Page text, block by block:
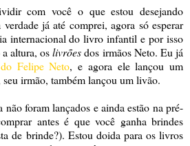
com você o que estou desejando
já até comprei, agora só esperar
internacional do livro infantil e por isso
a altura, oslivrõesdos irmãos Neto. Eu já
Felipe Neto, e agora ele lançou um
irmão, também lançou um livão.
foram lançados e ainda estão na pré-
antes é que você ganha brindes
de brinde?). Estou doida para os livros